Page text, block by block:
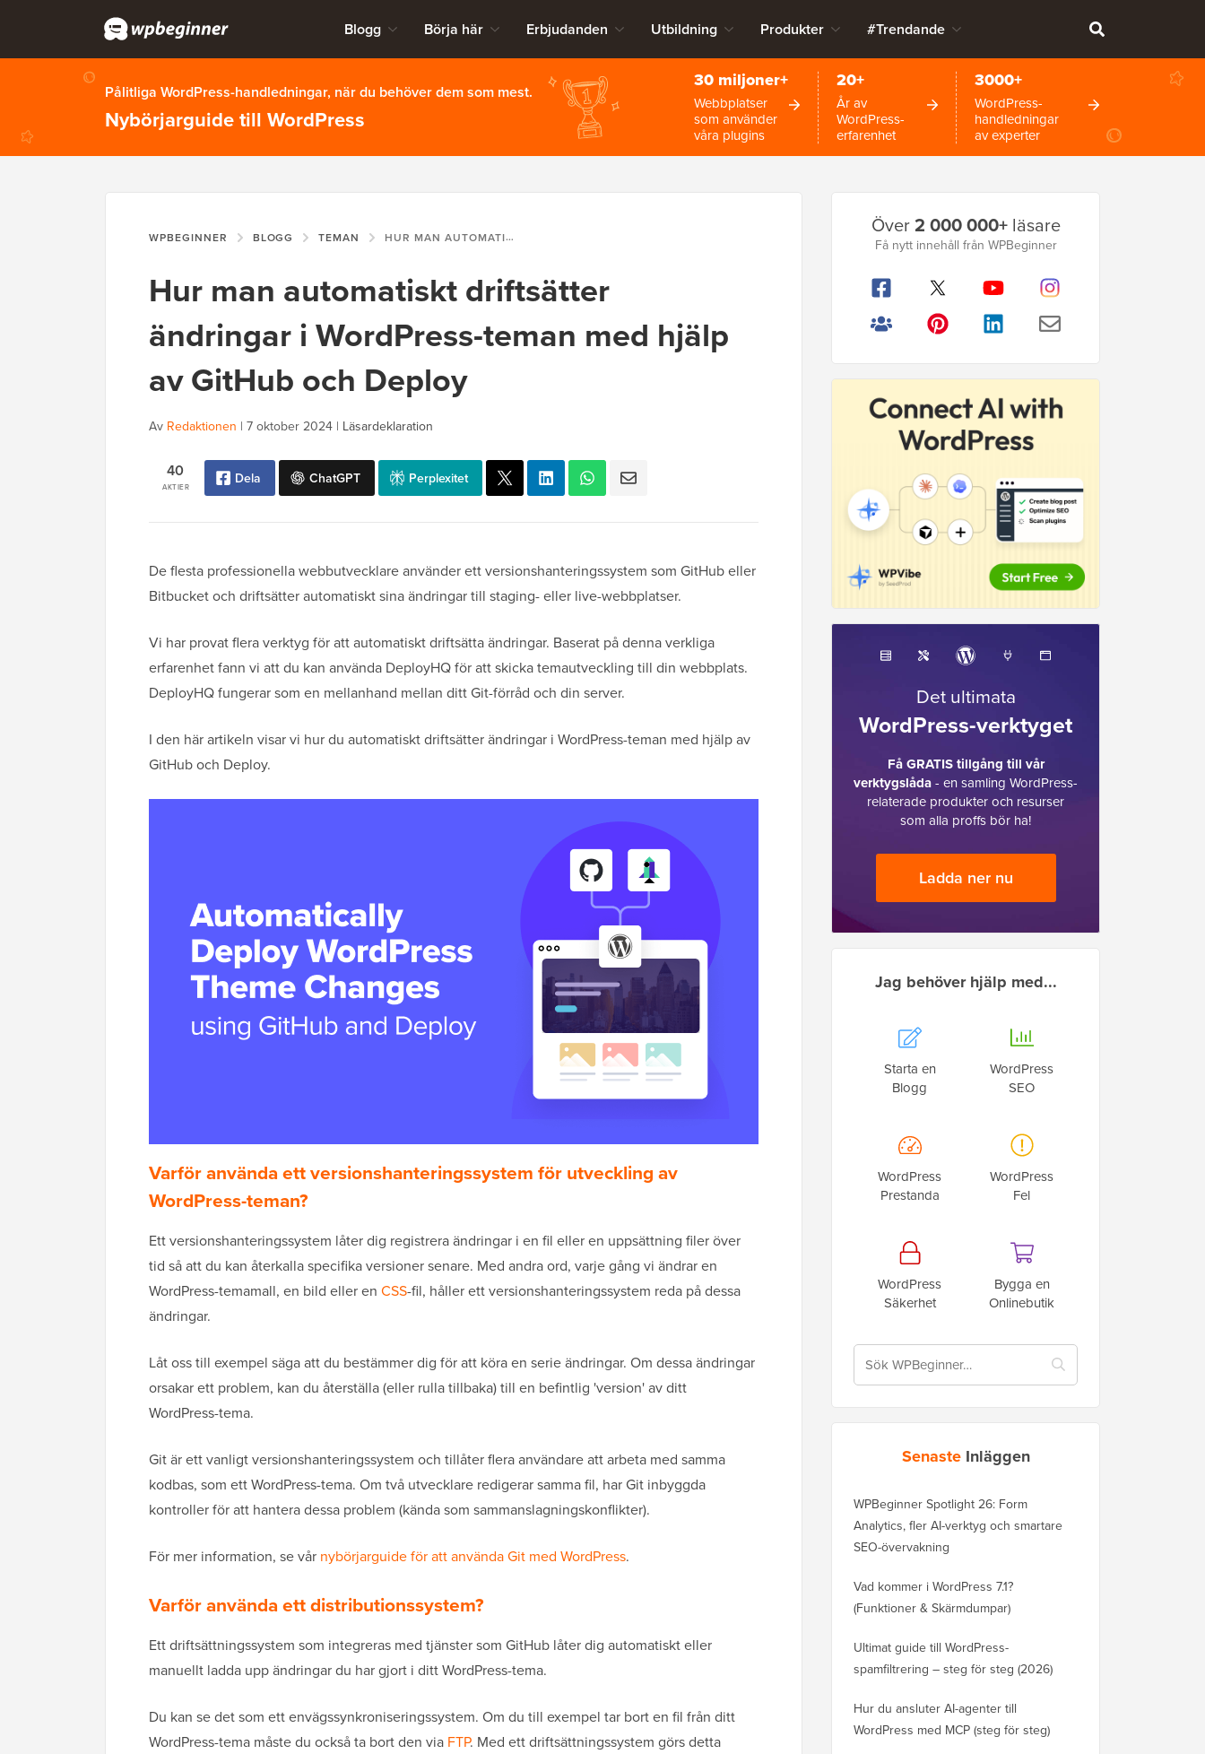
Blogg Börja här Erbjudanden Utbildning Produkter #Trendande
Pålitliga WordPress-handledningar, när du behöver dem som mest.
Nybörjarguide till WordPress
30 miljoner+
Webbplatser
som använder
våra plugins
20+
År av
WordPress-
erfarenhet
3000+
WordPress-
handledningar
av experter
WPBEGINNER BLOGG TEMAN HUR MAN AUTOMATISKT DRIFTSÄTTER ÄNDRINGAR I WORDPRESS-TEMAN MED HJÄLP AV GITHUB OCH DEPLOY
Hur man automatiskt driftsätter
ändringar i WordPress-teman med hjälp
av GitHub och Deploy
Av Redaktionen | 7 oktober 2024 | Läsardeklaration
AKTIER
40 Dela ChatGPT Perplexitet
De flesta professionella webbutvecklare använder ett versionshanteringssystem som GitHub eller
Bitbucket och driftsätter automatiskt sina ändringar till staging- eller live-webbplatser.
Vi har provat flera verktyg för att automatiskt driftsätta ändringar. Baserat på denna verkliga
erfarenhet fann vi att du kan använda DeployHQ för att skicka temautveckling till din webbplats.
DeployHQ fungerar som en mellanhand mellan ditt Git-förråd och din server.
I den här artikeln visar vi hur du automatiskt driftsätter ändringar i WordPress-teman med hjälp av
GitHub och Deploy.
Varför använda ett versionshanteringssystem för utveckling av
WordPress-teman?
Ett versionshanteringssystem låter dig registrera ändringar i en fil eller en uppsättning filer över
tid så att du kan återkalla specifika versioner senare. Med andra ord, varje gång vi ändrar en
WordPress-temamall, en bild eller en CSS-fil, håller ett versionshanteringssystem reda på dessa
ändringar.
Låt oss till exempel säga att du bestämmer dig för att köra en serie ändringar. Om dessa ändringar
orsakar ett problem, kan du återställa (eller rulla tillbaka) till en befintlig 'version' av ditt
WordPress-tema.
Git är ett vanligt versionshanteringssystem och tillåter flera användare att arbeta med samma
kodbas, som ett WordPress-tema. Om två utvecklare redigerar samma fil, har Git inbyggda
kontroller för att hantera dessa problem (kända som sammanslagningskonflikter).
För mer information, se vår nybörjarguide för att använda Git med WordPress.
Varför använda ett distributionssystem?
Ett driftsättningssystem som integreras med tjänster som GitHub låter dig automatiskt eller
manuellt ladda upp ändringar du har gjort i ditt WordPress-tema.
Du kan se det som ett envägssynkroniseringssystem. Om du till exempel tar bort en fil från ditt
WordPress-tema måste du också ta bort den via FTP. Med ett driftsättningssystem görs detta
Primär
sidofält
Över2 000 000+läsare
Få nytt innehåll från WPBeginner
Det ultimata
WordPress-verktyget
Få GRATIS tillgång till vår
verktygslåda- en samling WordPress-
relaterade produkter och resurser
som alla proffs bör ha!
Ladda ner nu
Jag behöver hjälp med...
Starta en
Blogg
WordPress
SEO
WordPress
Prestanda
WordPress
Fel
WordPress
Säkerhet
Bygga en
Onlinebutik
Senaste Inläggen
WPBeginner Spotlight 26: Form
Analytics, fler AI-verktyg och smartare
SEO-övervakning
Vad kommer i WordPress 7.1?
(Funktioner & Skärmdumpar)
Ultimat guide till WordPress-
spamfiltrering – steg för steg (2026)
Hur du ansluter AI-agenter till
WordPress med MCP (steg för steg)